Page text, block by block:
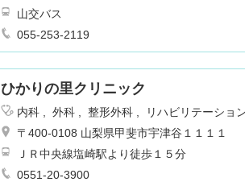
山交バス
055-253-2119
ひかりの里クリニック
内科 外科 整形外科
リハビリテーショ
〒400-0108 山梨県甲斐市宇津谷１１１１
ＪＲ中央線塩崎駅より徒歩１５分
0551-20-3900